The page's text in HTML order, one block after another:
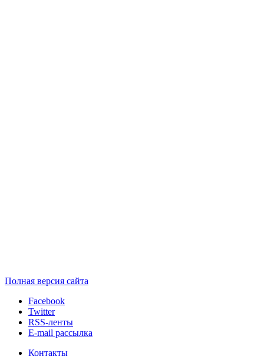
Полная версия сайта
Facebook
Twitter
RSS-ленты
E-mail рассылка
Контакты